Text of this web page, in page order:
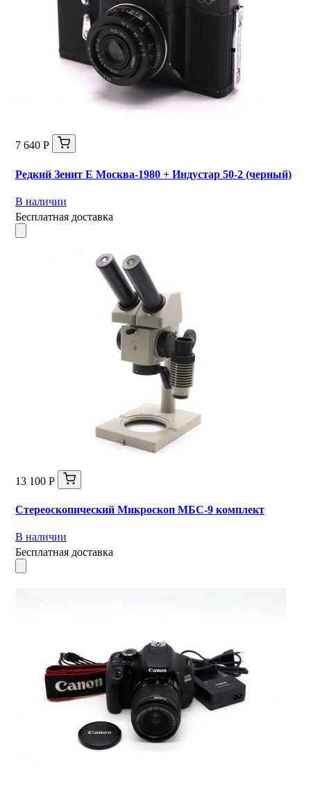
7 640 Р
Редкий Зенит Е Москва-1980 + Индустар 50-2 (черный)
В наличии
Бесплатная доставка
13 100 Р
Стереоскопический Микроскоп МБС-9 комплект
В наличии
Бесплатная доставка